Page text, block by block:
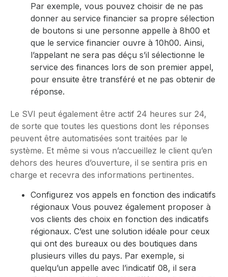
Par exemple, vous pouvez choisir de ne pas
donner au service financier sa propre sélection
de boutons si une personne appelle à 8h00 et
que le service financier ouvre à 10h00. Ainsi,
l’appelant ne sera pas déçu s’il sélectionne le
service des finances lors de son premier appel,
pour ensuite être transféré et ne pas obtenir de
réponse.
Le SVI peut également être actif 24 heures sur 24,
de sorte que toutes les questions dont les réponses
peuvent être automatisées sont traitées par le
système. Et même si vous n’accueillez le client qu’en
dehors des heures d’ouverture, il se sentira pris en
charge et recevra des informations pertinentes.
Configurez vos appels en fonction des indicatifs
régionaux Vous pouvez également proposer à
vos clients des choix en fonction des indicatifs
régionaux. C’est une solution idéale pour ceux
qui ont des bureaux ou des boutiques dans
plusieurs villes du pays. Par exemple, si
quelqu’un appelle avec l’indicatif 08, il sera